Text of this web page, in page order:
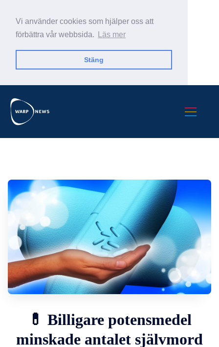
Vi använder cookies som hjälper oss att
förbättra vår webbsida.
Läs mer
Stäng
💊 Billigare potensmedel
minskade antalet självmord